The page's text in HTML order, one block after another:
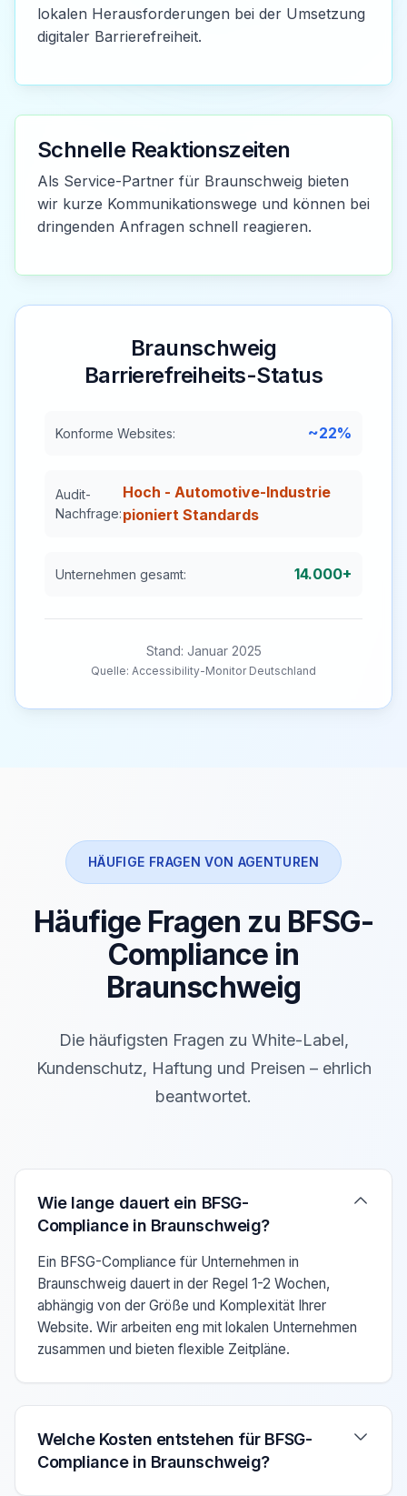
lokalen Herausforderungen bei der Umsetzung
digitaler Barrierefreiheit.
Schnelle Reaktionszeiten
Als Service-Partner für Braunschweig bieten
wir kurze Kommunikationswege und können bei
dringenden Anfragen schnell reagieren.
Braunschweig
Barrierefreiheits-Status
Konforme Websites: ~22%
Audit-
Nachfrage:
Hoch - Automotive-Industrie
pioniert Standards
Unternehmen gesamt: 14.000+
Stand: Januar 2025
Quelle: Accessibility-Monitor Deutschland
HÄUFIGE FRAGEN VON AGENTUREN
Häufige Fragen zu BFSG-
Compliance in
Braunschweig
Die häufigsten Fragen zu White-Label,
Kundenschutz, Haftung und Preisen – ehrlich
beantwortet.
Verwenden Sie die Pfeiltasten Auf/Ab um zwischen
Wie lange dauert ein BFSG-
Compliance in Braunschweig?
Ein BFSG-Compliance für Unternehmen in
Braunschweig dauert in der Regel 1-2 Wochen,
abhängig von der Größe und Komplexität Ihrer
Website. Wir arbeiten eng mit lokalen Unternehmen
zusammen und bieten flexible Zeitpläne.
Welche Kosten entstehen für BFSG-
Compliance in Braunschweig?